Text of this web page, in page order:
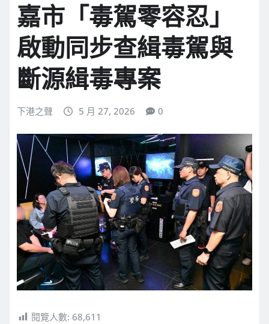
嘉市「毒駕零容忍」
啟動同步查緝毒駕與
斷源緝毒專案
下港之聲 5 月 27, 2026 0
閱覽人數: 68,611